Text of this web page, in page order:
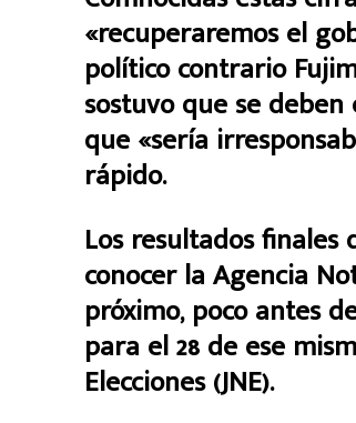
«recuperaremos el
político contrario
sostuvo que se
que «sería
rápido.
Los resultados finales
conocer la Agencia
próximo, poco antes
para el 28 de ese
Elecciones (JNE).